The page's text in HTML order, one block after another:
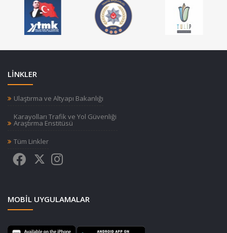
LİNKLER
Ulaştırma ve Altyapı Bakanlığı
Karayolları Trafik ve Yol Güvenliği
Araştırma Enstitüsü
Tüm Linkler
MOBIL UYGULAMALAR